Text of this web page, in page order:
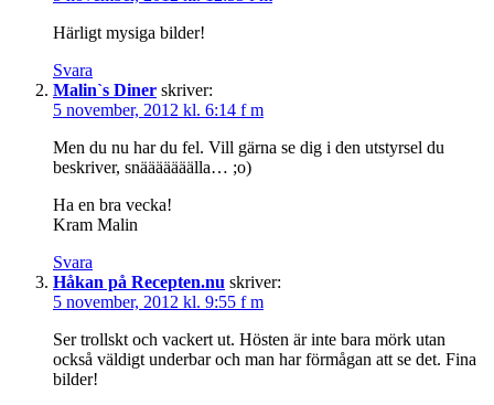
Härligt mysiga bilder!
Svara
Malin`s Diner skriver:
5 november, 2012 kl. 6:14 f m
Men du nu har du fel. Vill gärna se dig i den utstyrsel du
beskriver, snääääääälla… ;o)
Ha en bra vecka!
Kram Malin
Svara
Håkan på Recepten.nu skriver:
5 november, 2012 kl. 9:55 f m
Ser trollskt och vackert ut. Hösten är inte bara mörk utan
också väldigt underbar och man har förmågan att se det. Fina
bilder!